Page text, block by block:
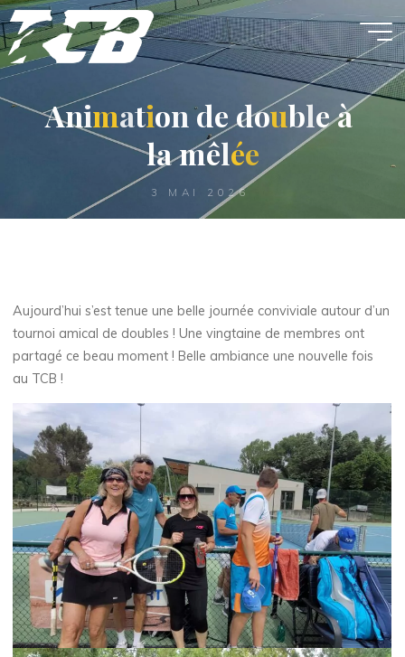
Aller
au
contenu
Animation de doubleà
lamêlée
3 MAI 2026
Aujourd’hui s’est tenue une belle journée conviviale autour d’un
tournoi amical de doubles ! Une vingtaine de membres ont
partagé ce beau moment ! Belle ambiance une nouvelle fois
au TCB !